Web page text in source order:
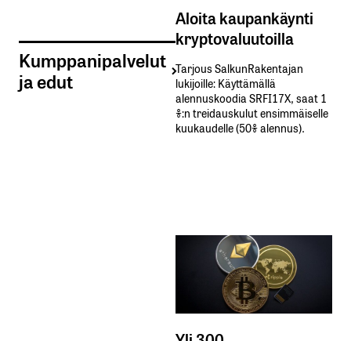
Kumppanipalvelut
ja edut
Aloita kaupankäynti
kryptovaluutoilla
Tarjous SalkunRakentajan
lukijoille: Käyttämällä​ ​
alennuskoodia​ ​SRFI17X,​ ​saat​ ​1
%:n treidauskulut​ ​ensimmäiselle​ ​
kuukaudelle​ ​(50%​ ​alennus).